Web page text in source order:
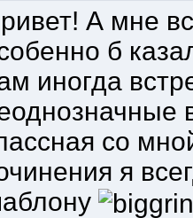
А мне
б
иногда
со
я